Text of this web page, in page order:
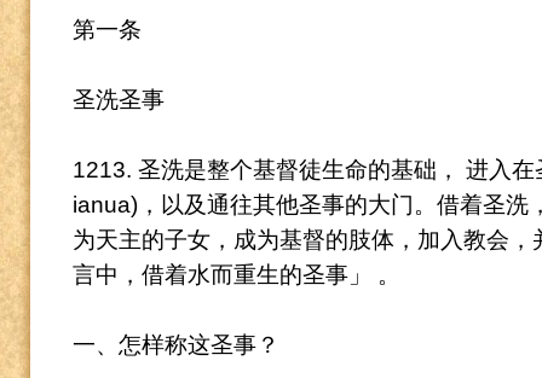
第一条
圣洗圣事
1213. 圣洗是整个基督徒生命的基础， 进入
ianua)，以及通往其他圣事的大门。借着圣洗
为天主的子女，成为基督的肢体，加入教会
言中，借着水而重生的圣事」 。
一、怎样称这圣事？